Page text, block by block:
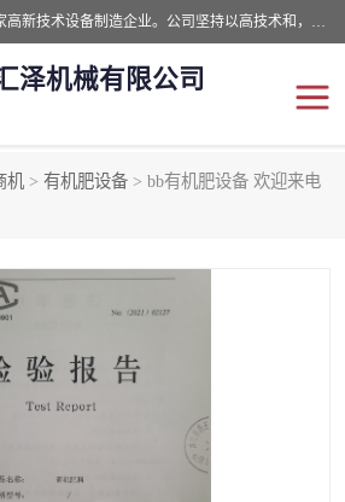
诸城汇泽机械有限公司是一家高新技术设备制造企业。公司坚持以高技术和，高服务于用户，以的环保机械制造设备赢的用户的信赖。现在主要生产死亡畜禽无害化处理和立式和卧式有机肥设备，搅拌机，烘干机，高温发酵机等。污水处理设备，固液分离机。气浮机，化制机等。公司秉承品质，用户至上，科技创新的经营理。
泽机械有限公司
机 > 有机肥设备 > bb有机肥设备 欢迎来电
有机肥设备
机
纳米膜发酵
分子膜堆肥仓